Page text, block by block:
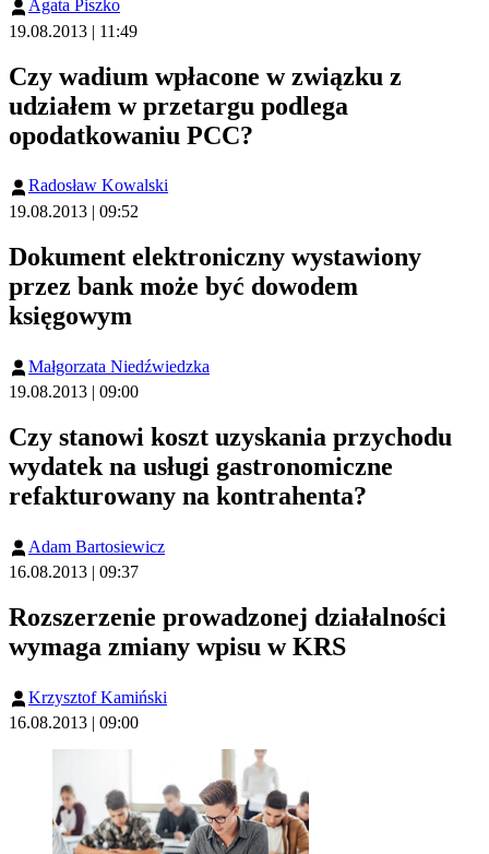
Agata Piszko
19.08.2013 | 11:49
Czy wadium wpłacone w związku z
udziałem w przetargu podlega
opodatkowaniu PCC?
Radosław Kowalski
19.08.2013 | 09:52
Dokument elektroniczny wystawiony
przez bank może być dowodem
księgowym
Małgorzata Niedźwiedzka
19.08.2013 | 09:00
Czy stanowi koszt uzyskania przychodu
wydatek na usługi gastronomiczne
refakturowany na kontrahenta?
Adam Bartosiewicz
16.08.2013 | 09:37
Rozszerzenie prowadzonej działalności
wymaga zmiany wpisu w KRS
Krzysztof Kamiński
16.08.2013 | 09:00